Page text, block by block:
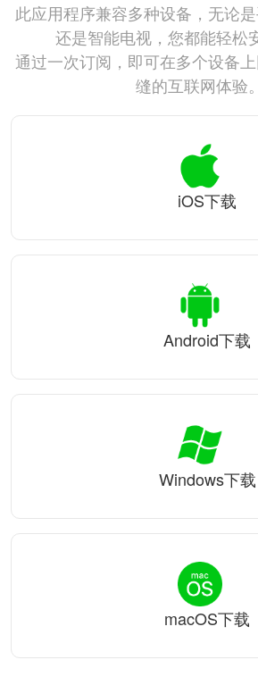
此应用程序兼容多种设备，无论
还是智能电视，您都能轻松
通过一次订阅，即可在多个设备
缝的互联网体验。
iOS下载
Android下载
Windows下载
macOS下载